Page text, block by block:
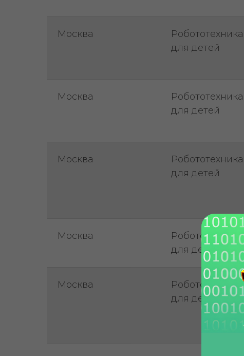
Москва
Робототехника
для детей
Москва
Робототехника
для детей
Москва
Робототехника
для детей
Москва
Робототехника
для детей
Москва
Робототехника
для детей